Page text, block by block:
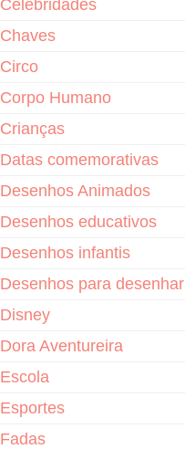
Celebridades
Chaves
Circo
Corpo Humano
Crianças
Datas comemorativas
Desenhos Animados
Desenhos educativos
Desenhos infantis
Desenhos para desenhar
Disney
Dora Aventureira
Escola
Esportes
Fadas